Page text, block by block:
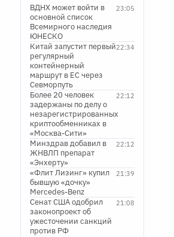
23:05
ВДНХ может войти в
основной список
Всемирного наследия
ЮНЕСКО
22:34
Китай запустит первый
регулярный
контейнерный
маршрут в ЕС через
Севморпуть
22:12
Более 20 человек
задержаны по делу о
незарегистрированных
криптообменниках в
«Москва-Сити»
22:12
Минздрав добавил в
ЖНВЛП препарат
«Энхерту»
21:39
«Флит Лизинг» купил
бывшую «дочку»
Mercedes-Benz
21:08
Сенат США одобрил
законопроект об
ужесточении санкций
против РФ